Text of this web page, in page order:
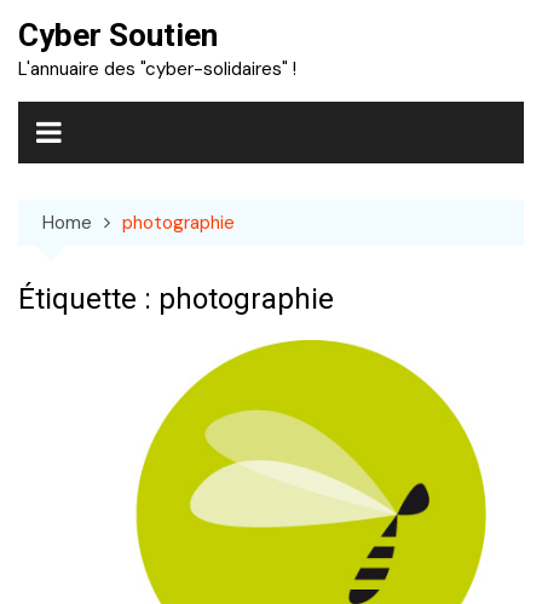
content
Cyber Soutien
L'annuaire des "cyber-solidaires" !
Home photographie
Étiquette : photographie